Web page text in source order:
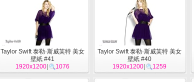
Taylor Swift 泰勒·斯威芙特 美女
壁紙 #41
1920x1200
1076
Taylor Swift 泰勒·斯威芙特 美女
壁紙 #40
1920x1200
1259